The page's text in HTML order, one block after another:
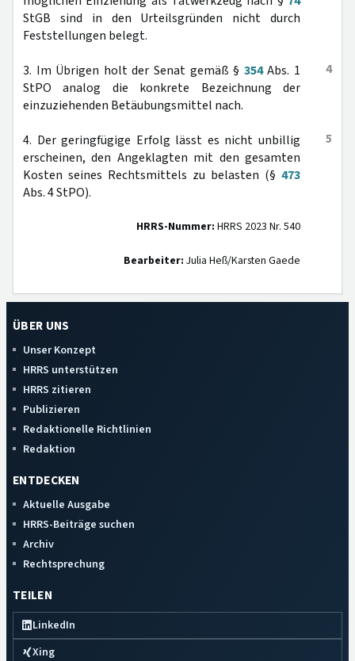
StGB sind in den Urteilsgründen nicht durch
Feststellungen belegt.
4
3. Im Übrigen holt der Senat gemäß § 354Abs. 1
StPO analog die konkrete Bezeichnung der
einzuziehenden Betäubungsmittel nach.
5
4. Der geringfügige Erfolg lässt es nicht unbillig
erscheinen, den Angeklagten mit den gesamten
Kosten seines Rechtsmittels zu belasten (§ 473
Abs. 4 StPO).
HRRS-Nummer: HRRS 2023 Nr. 540
Bearbeiter: Julia Heß/Karsten Gaede
ÜBER UNS
Unser Konzept
HRRS unterstützen
HRRS zitieren
Publizieren
Redaktionelle Richtlinien
Redaktion
ENTDECKEN
Aktuelle Ausgabe
HRRS-Beiträge suchen
Archiv
Rechtsprechung
TEILEN
LinkedIn
Xing